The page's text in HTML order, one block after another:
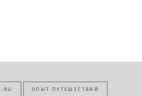
ОПЫТ ПУТЕШЕСТВИЙ